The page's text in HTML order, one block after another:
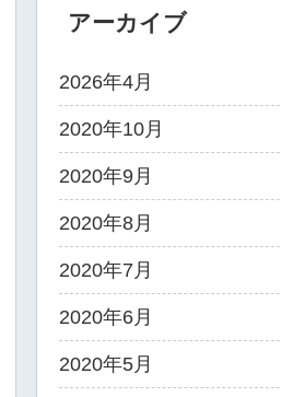
アーカイブ
2026年4月
2020年10月
2020年9月
2020年8月
2020年7月
2020年6月
2020年5月